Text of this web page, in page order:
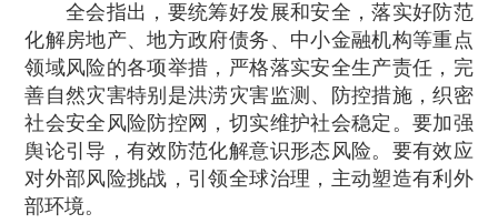
全会指出，要统筹好发展和安全，落实好防范
化解房地产、地方政府债务、中小金融机构等重点
领域风险的各项举措，严格落实安全生产责任，完
善自然灾害特别是洪涝灾害监测、防控措施，织密
社会安全风险防控网，切实维护社会稳定。要加强
舆论引导，有效防范化解意识形态风险。要有效应
对外部风险挑战，引领全球治理，主动塑造有利外
部环境。